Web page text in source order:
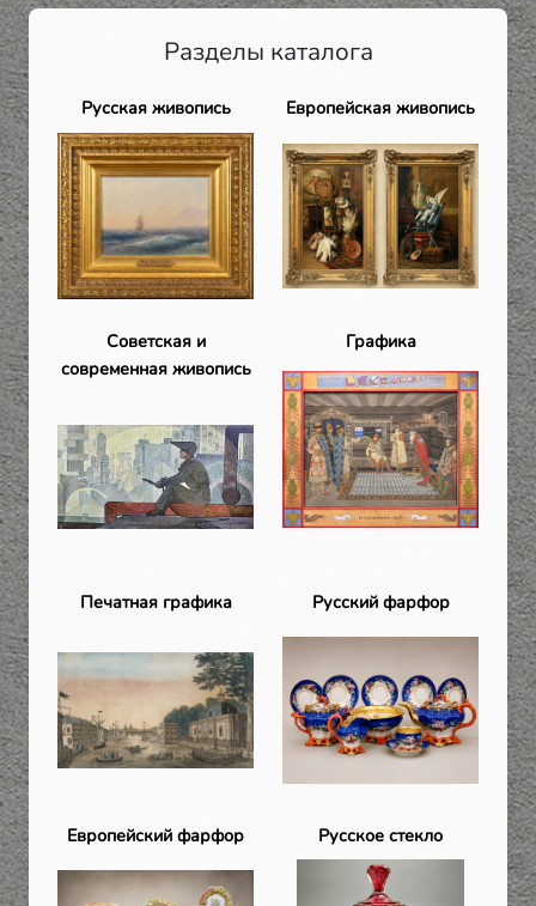
Разделы каталога
Русская живопись Европейская живопись
Советская и
современная живопись
Графика
Печатная графика Русский фарфор
Европейский фарфор Русское стекло